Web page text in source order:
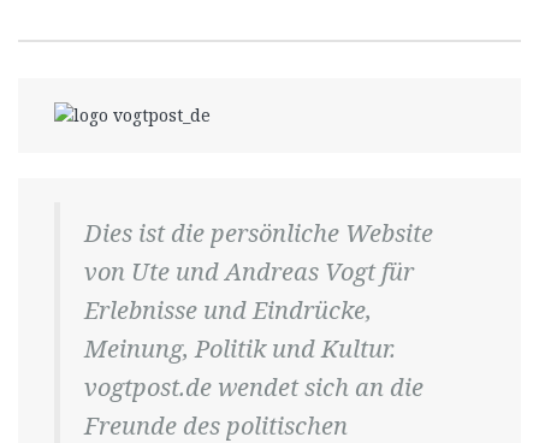
Dies ist die persönliche Website
von Ute und Andreas Vogt für
Erlebnisse und Eindrücke,
Meinung, Politik und Kultur.
vogtpost.de wendet sich an die
Freunde des politischen